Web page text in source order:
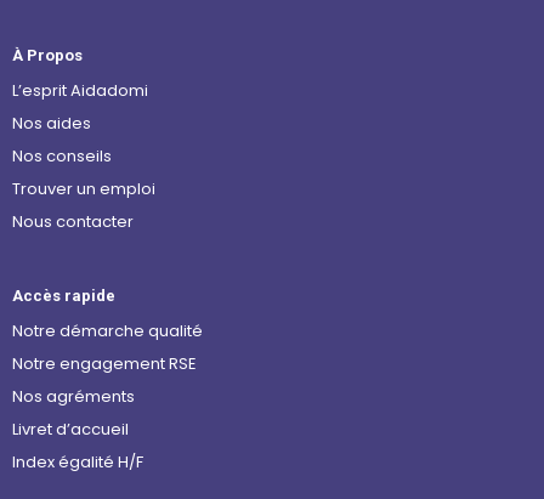
À Propos
L’esprit Aidadomi
Nos aides
Nos conseils
Trouver un emploi
Nous contacter
Accès rapide
Notre démarche qualité
Notre engagement RSE
Nos agréments
Livret d’accueil
Index égalité H/F